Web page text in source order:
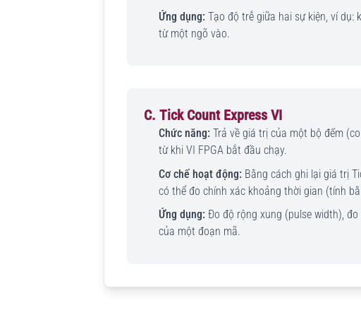
Ứng dụng: Tạo độ trễ giữa hai sự kiện, ví
từ một ngõ vào.
C. Tick Count Express VI
Chức năng: Trả về giá trị của một bộ đếm
từ khi VI FPGA bắt đầu chạy.
Cơ chế hoạt động: Bằng cách ghi lại giá trị
có thể đo chính xác khoảng thời gian (tính
Ứng dụng: Đo độ rộng xung (pulse width),
của một đoạn mã.